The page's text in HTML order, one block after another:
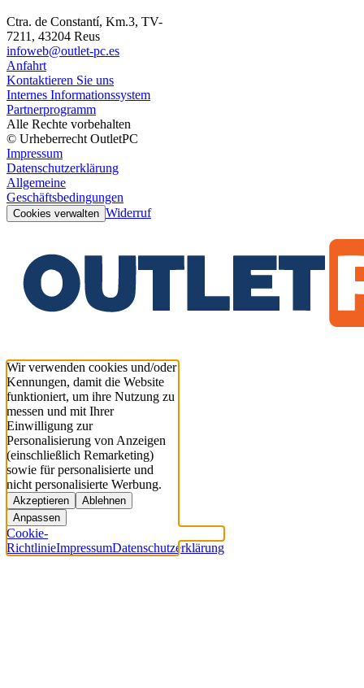
Ctra. de Constantí, Km.3, TV-
7211, 43204 Reus
infoweb@outlet-pc.es
Anfahrt
Kontaktieren Sie uns
Internes Informationssystem
Partnerprogramm
Alle Rechte vorbehalten
© Urheberrecht OutletPC
Impressum
Datenschutzerklärung
Allgemeine
Geschäftsbedingungen
Cookies verwalten Widerruf
Wir verwenden cookies und/oder
Kennungen, damit die Website
funktioniert, um ihre Nutzung zu
messen und mit Ihrer
Einwilligung zur
Personalisierung von Anzeigen
(einschließlich Remarketing)
sowie für personalisierte und
nicht personalisierte Werbung.
Akzeptieren
Ablehnen
Anpassen
Cookie-
RichtlinieImpressumDatenschutzerklärung